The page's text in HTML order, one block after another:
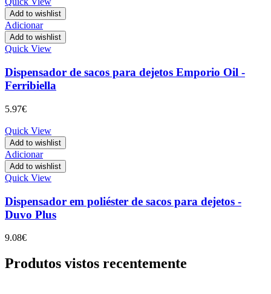
Add to wishlist
Adicionar
Add to wishlist
Quick View
Dispensador de sacos para dejetos Emporio Oil -
Ferribiella
5.97€
Quick View
Add to wishlist
Adicionar
Add to wishlist
Quick View
Dispensador em poliéster de sacos para dejetos -
Duvo Plus
9.08€
Produtos vistos recentemente